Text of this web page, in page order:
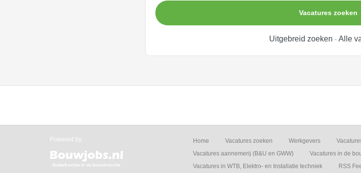
Vacatures zoeken
Uitgebreid zoeken - Alle
Powered by: Home Vacatures zoeken Werkgevers
Vacatures aannemerij (B&U en GWW)
Vacatures in de
Vacatures in WTB, Elektro- en Installatie techniek
RSS